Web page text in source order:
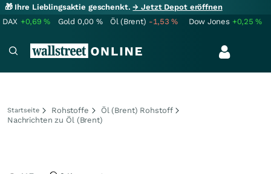
🎁 Ihre Lieblingsaktie geschenkt.→ Jetzt Depot eröffnen
DAX +0,69% Gold 0,00 % Öl (Brent) -1,53% Dow Jones +0,25%
Startseite Rohstoffe
Öl (Brent) Rohstoff
Nachrichten zu Öl (Brent)